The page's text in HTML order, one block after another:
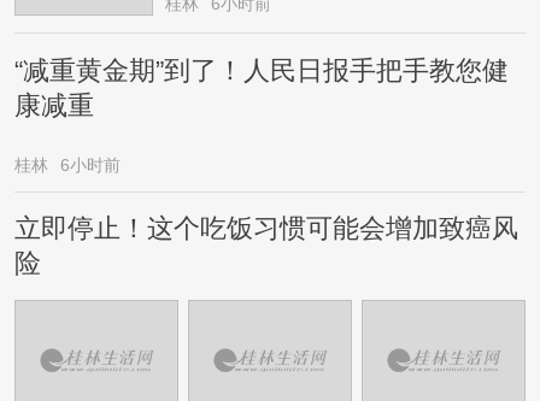
“减重黄金期”到了！人民日报手把手教您健
康减重
桂林 6小时前
立即停止！这个吃饭习惯可能会增加致癌风
险